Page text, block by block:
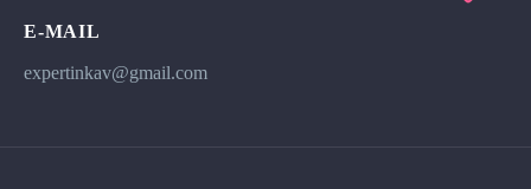
E-MAIL
expertinkav@gmail.com